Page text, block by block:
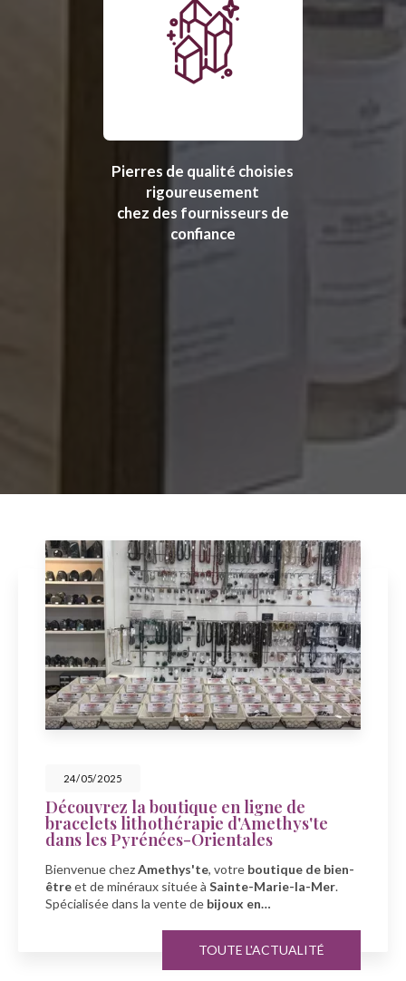
Pierres de qualité choisies
rigoureusement
chez des fournisseurs de
confiance
24/05/2025
Découvrez la boutique en ligne de
bracelets lithothérapie d'Amethys'te
dans les Pyrénées-Orientales
Bienvenue chezAmethys'te, votre boutique de bien-
êtreet de minéraux située à Sainte-Marie-la-Mer.
Spécialisée dans la vente de bijoux en…
TOUTE L'ACTUALITÉ